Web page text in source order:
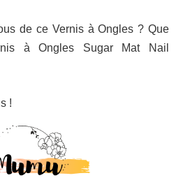
de ce Vernis à Ongles ? Que
à Ongles Sugar Mat Nail
!